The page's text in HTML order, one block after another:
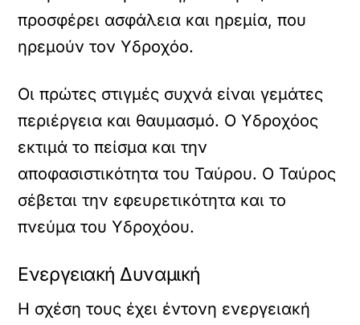
προσφέρει ασφάλεια και ηρεμία, που
ηρεμούν τον Υδροχόο.
Οι πρώτες στιγμές συχνά είναι γεμάτες
περιέργεια και θαυμασμό. Ο Υδροχόος
εκτιμά το πείσμα και την
αποφασιστικότητα του Ταύρου. Ο Ταύρος
σέβεται την εφευρετικότητα και το
πνεύμα του Υδροχόου.
Ενεργειακή Δυναμική
Η σχέση τους έχει έντονη ενεργειακή